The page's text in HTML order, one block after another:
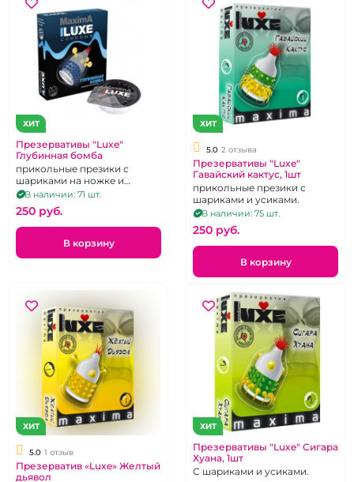
ХИТ
Презервативы "Luxe"
Глубинная бомба
прикольные презики с
шариками на ножке и
усиками.
В наличии: 71 шт.
250 pуб.
В корзину
ХИТ
5.0 2 отзыва
Презервативы "Luxe"
Гавайский кактус, 1шт
прикольные презики с
шариками и усиками.
В наличии: 75 шт.
250 pуб.
В корзину
ХИТ
5.0 1 отзыв
Презерватив «Luxe» Желтый
дьявол
ХИТ
Презервативы "Luxe" Сигара
Хуана, 1шт
С шариками и усиками.